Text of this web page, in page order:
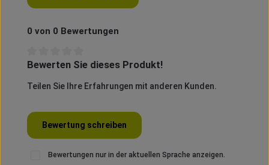
0 von 0 Bewertungen
Durchschnittliche Bewertung von 0 von 5 Sternen
Bewerten Sie dieses Produkt!
Teilen Sie Ihre Erfahrungen mit anderen Kunden.
Bewertung schreiben
Bewertungen nur in der aktuellen Sprache anzeigen.